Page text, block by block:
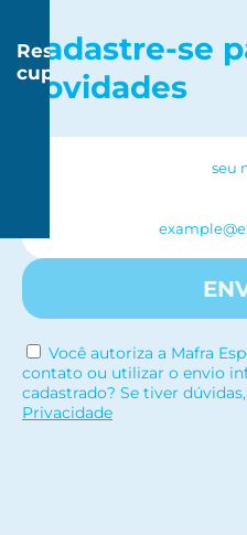
Cadastre-se
novidades
Você autoriza a Mafra
contato ou utilizar o envio
cadastrado? Se tiver
Privacidade
Resgatar
cupom
R$